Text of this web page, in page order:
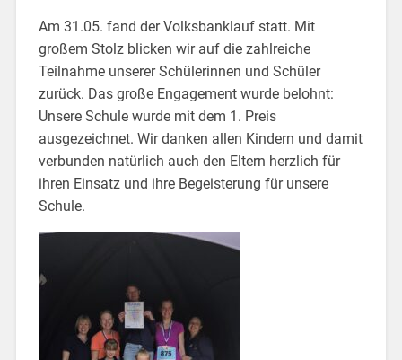
Am 31.05. fand der Volksbanklauf statt. Mit
großem Stolz blicken wir auf die zahlreiche
Teilnahme unserer Schülerinnen und Schüler
zurück. Das große Engagement wurde belohnt:
Unsere Schule wurde mit dem 1. Preis
ausgezeichnet. Wir danken allen Kindern und damit
verbunden natürlich auch den Eltern herzlich für
ihren Einsatz und ihre Begeisterung für unsere
Schule.